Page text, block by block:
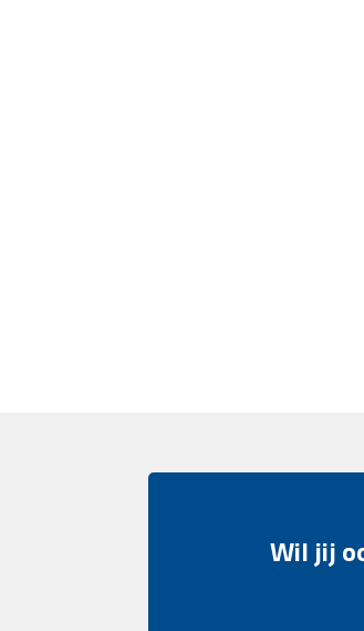
Wil jij